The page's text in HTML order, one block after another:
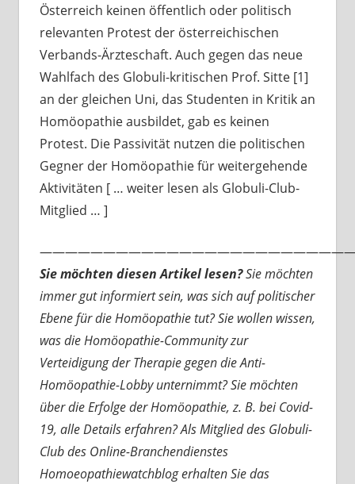
Österreich keinen öffentlich oder politisch
relevanten Protest der österreichischen
Verbands-Ärzteschaft. Auch gegen das neue
Wahlfach des Globuli-kritischen Prof. Sitte [1]
an der gleichen Uni, das Studenten in Kritik an
Homöopathie ausbildet, gab es keinen
Protest. Die Passivität nutzen die politischen
Gegner der Homöopathie für weitergehende
Aktivitäten [ … weiter lesen als Globuli-Club-
Mitglied … ]
Sie möchten diesen Artikel lesen?Sie möchten
immer gut informiert sein, was sich auf politischer
Ebene für die Homöopathie tut? Sie wollen wissen,
was die Homöopathie-Community zur
Verteidigung der Therapie gegen die Anti-
Homöopathie-Lobby unternimmt? Sie möchten
über die Erfolge der Homöopathie, z. B. bei Covid-
19, alle Details erfahren? Als Mitglied des Globuli-
Club des Online-Branchendienstes
Homoeopathiewatchblog erhalten Sie das